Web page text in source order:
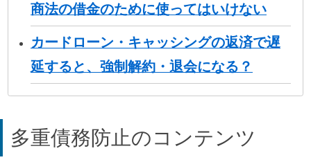
商法の借金のために使ってはいけない
カードローン・キャッシングの返済で遅
延すると、強制解約・退会になる？
多重債務防止のコンテンツ